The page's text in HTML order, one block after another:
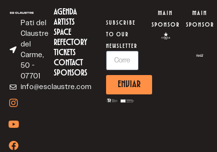
Pati del
Claustre
del
Carme,
50 -
07701
info@esclaustre.com
AGENDA
ARTISTS
SPACE
REFECTORY
TICKETS
CONTACT
SPONSORS
SUBSCRIBE
TO OUR
NEWSLETTER
ENVIAR
MAIN
SPONSOR
MAIN
SPONSOR